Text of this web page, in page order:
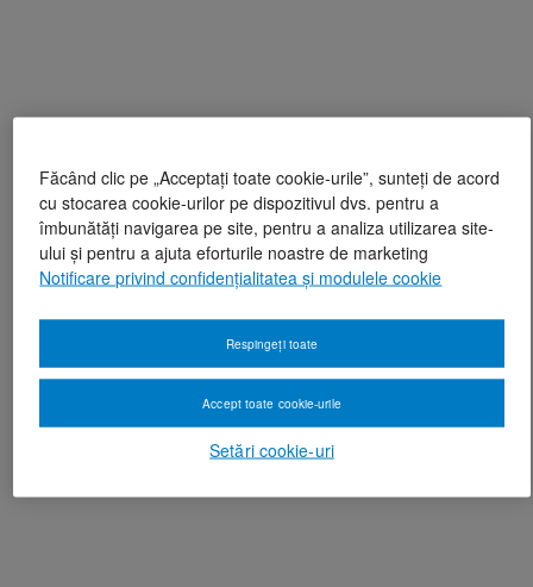
Făcând clic pe „Acceptați toate cookie-urile”, sunteți de acord
cu stocarea cookie-urilor pe dispozitivul dvs. pentru a
îmbunătăți navigarea pe site, pentru a analiza utilizarea site-
ului și pentru a ajuta eforturile noastre de marketing
Notificare privind confidențialitatea și modulele cookie
Setări cookie-uri
Respingeți toate
Accept toate cookie-urile